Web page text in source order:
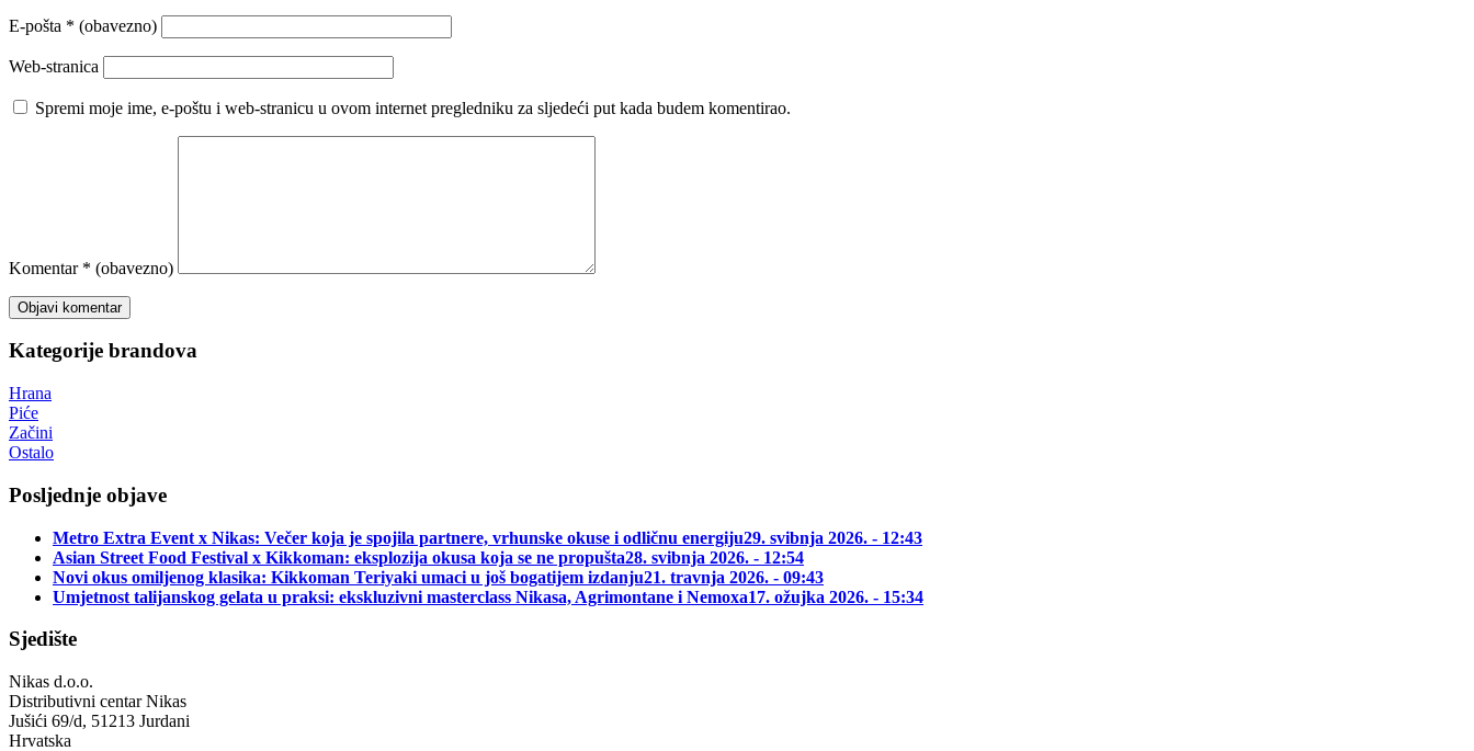
E-pošta * (obavezno)
Web-stranica
Spremi moje ime, e-poštu i web-stranicu u ovom internet pregledniku za sljedeći put kada budem komentirao.
Komentar * (obavezno)
Kategorije brandova
Hrana
Piće
Začini
Ostalo
Posljednje objave
Metro Extra Event x Nikas: Večer koja je spojila partnere, vrhunske okuse i odličnu energiju29. svibnja 2026. - 12:43
Asian Street Food Festival x Kikkoman: eksplozija okusa koja se ne propušta28. svibnja 2026. - 12:54
Novi okus omiljenog klasika: Kikkoman Teriyaki umaci u još bogatijem izdanju21. travnja 2026. - 09:43
Umjetnost talijanskog gelata u praksi: ekskluzivni masterclass Nikasa, Agrimontane i Nemoxa17. ožujka 2026. - 15:34
Sjedište
Nikas d.o.o.
Distributivni centar Nikas
Jušići 69/d, 51213 Jurdani
Hrvatska